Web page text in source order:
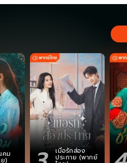
คม
)
เมื่อรักส่อง
ประกาย (พากย์